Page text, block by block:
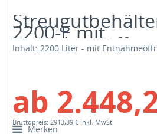
2200-E mit
Inhalt: 2200 Liter - mit
ab
Bruttopreis: 2913,39 € inkl. MwSt
Merken